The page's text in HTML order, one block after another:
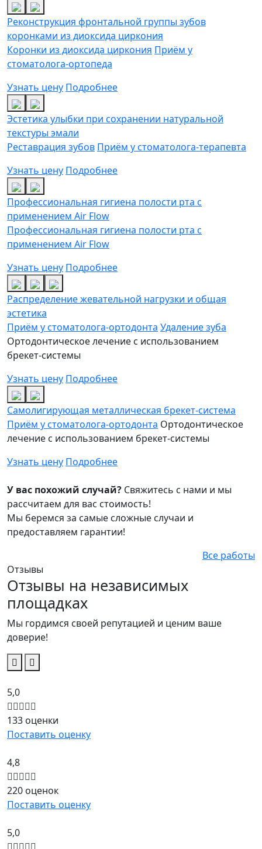
Реконструкция фронтальной группы зубов
коронками из диоксида циркония
Коронки из диоксида циркония Приём у
стоматолога-ортопеда
Узнать цену Подробнее
Эстетика улыбки при сохранении натуральной
текстуры эмали
Реставрация зубов Приём у стоматолога-терапевта
Узнать цену Подробнее
Профессиональная гигиена полости рта с
применением Air Flow
Профессиональная гигиена полости рта с
применением Air Flow
Узнать цену Подробнее
Распределение жевательной нагрузки и общая
эстетика
Приём у стоматолога-ортодонта Удаление зуба
Ортодонтическое лечение с использованием
брекет-системы
Узнать цену Подробнее
Самолигирующая металлическая брекет-система
Приём у стоматолога-ортодонта Ортодонтическое
лечение с использованием брекет-системы
Узнать цену Подробнее
У вас похожий случай? Свяжитесь с нами и мы
расcчитаем для вас стоимость!
Мы беремся за самые сложные случаи и
предоставляем гарантии!
Все работы
Отзывы
Отзывы на независимых
площадках
Мы гордимся своей репутацией и ценим ваше
доверие!
5,0
133 оценки
Поставить оценку
4,8
220 оценок
Поставить оценку
5,0